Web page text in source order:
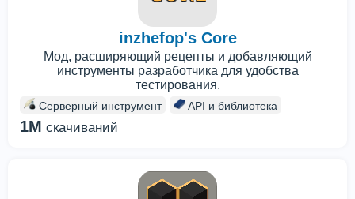
inzhefop's Core
Мод, расширяющий рецепты и добавляющий
инструменты разработчика для удобства
тестирования.
Серверный инструмент API и библиотека
1M скачиваний